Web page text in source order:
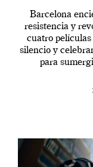
Barcelona
resistencia y
cuatro
silencio y
para